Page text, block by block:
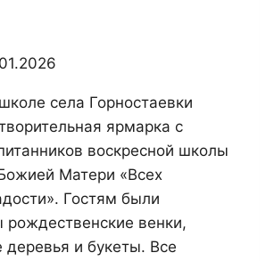
села Горностаевки
ярмарка с
воскресной школы
Матери «Всех
Гостям были
рождественские венки,
деревья и букеты. Все